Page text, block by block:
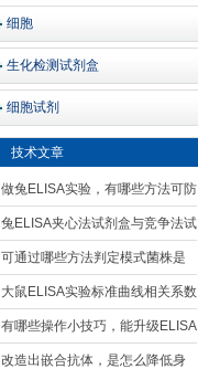
细胞
生化检测试剂盒
细胞试剂
技术文章
做兔ELISA实验，有哪些方法可防
止平台效应发生？
兔ELISA夹心法试剂盒与竞争法试
剂盒，适用检测场景存在哪些差
异？
可通过哪些方法判定模式菌株是
否存在杂菌污染？
大鼠ELISA实验标准曲线相关系数
偏低，可从哪些维度开展问题排
查？
有哪些操作小技巧，能升级ELISA
的LOD与LOQ性能？
改造出嵌合抗体，是怎么降低身